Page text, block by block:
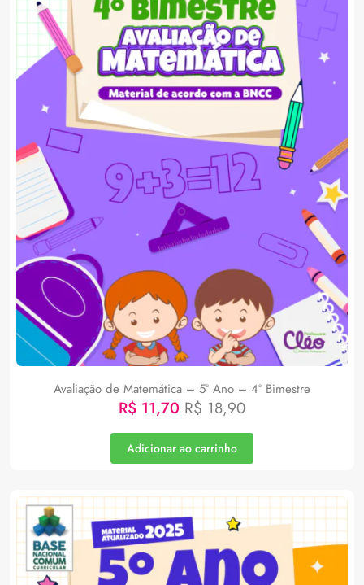
Avaliação de Matemática – 5º Ano – 4º Bimestre
R$ 11,70 R$18,90
Adicionar ao carrinho